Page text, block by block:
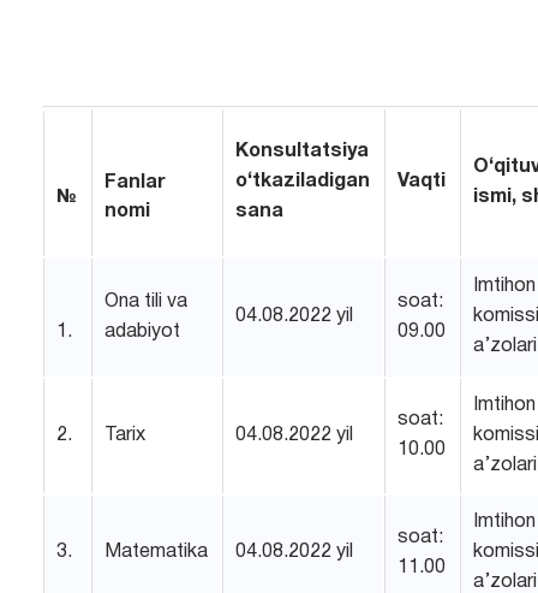
№
Fanlar
nomi
Konsultatsiya
o‘tkaziladigan
sana
Vaqti
ismi,
1.
Ona tili va
adabiyot
04.08.2022 yil
soat:
09.00
Imtihon
a’zolari
2. Tarix 04.08.2022 yil
soat:
10.00
Imtihon
a’zolari
3. Matematika 04.08.2022 yil
soat:
11.00
Imtihon
a’zolari